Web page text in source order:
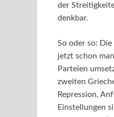
der
denkbar.
So oder so:
jetzt schon
Parteien
zweiten
Repression,
Einstellungen